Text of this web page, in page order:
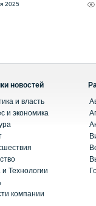
2025
новостей
и власть
и экономика
и Технологии
компании